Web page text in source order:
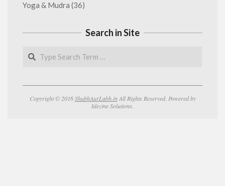
Yoga & Mudra (36)
Search in Site
Search
Copyright © 2016ShubhAurLabh.in All Rights Reserved. Powered by
Idezine Solutions.